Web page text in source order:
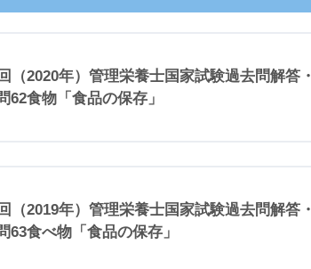
回（2020年）管理栄養士国家試験過去問解答・
62食物「食品の保存」
回（2019年）管理栄養士国家試験過去問解答・
63食べ物「食品の保存」